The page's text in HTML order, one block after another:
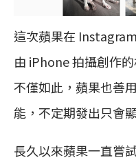
這次蘋果在
由 iPhone 拍攝創作的
不僅如此，蘋果也善
能，不定期發出只會
長久以來蘋果一直嘗